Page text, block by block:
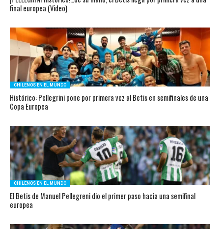
final europea (Video)
CHILENOS EN EL MUNDO
Histórico: Pellegrini pone por primera vez al Betis en semifinales de una
Copa Europea
CHILENOS EN EL MUNDO
El Betis de Manuel Pellegreni dio el primer paso hacia una semifinal
europea